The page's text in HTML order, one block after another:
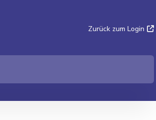
Zurück zum Login